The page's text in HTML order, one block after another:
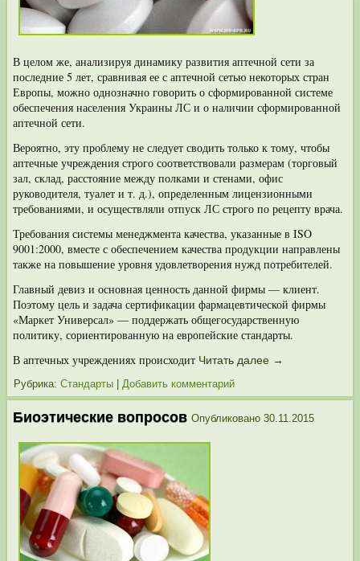
В целом же, анализируя динамику развития аптечной сети за
последние 5 лет, сравнивая ее с аптечной сетью некоторых стран
Европы, можно однознач­но говорить о сформированной системе
обеспечения населения Украины ЛС и о наличии сформированной
аптечной сети.
Вероятно, эту проблему не следует сводить только к тому, чтобы
аптечные учреждения строго соответствовали размерам (торговый
зал, склад, расстоя­ние между полками и стенами, офис
руководителя, туалет и т. д.), определен­ным лицензионными
требованиями, и осуществляли отпуск ЛС строго по ре­цепту врача.
Требования системы менеджмента качества, указанные в ISO
9001:2000, вместе с обеспечением качества продукции направлены
также на повышение уровня удовлетворения нужд потребителей.
Главный девиз и основная ценность данной фирмы — клиент.
Поэтому цель и задача сертификации фармацевтической фирмы
«Маркет Универсал» — под­держать общегосударственную
политику, сориентированную на европейские стандарты.
В аптечных учреждениях происходит Читать далее →
Рубрика: Стандарты |Добавить комментарий
Биоэтические вопросов Опубликовано 30.11.2015